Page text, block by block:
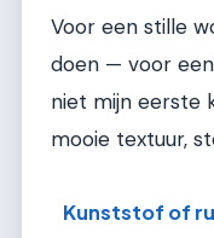
Voor een stille
doen — voor
niet mijn eerste
mooie textuur,
Kunststof of